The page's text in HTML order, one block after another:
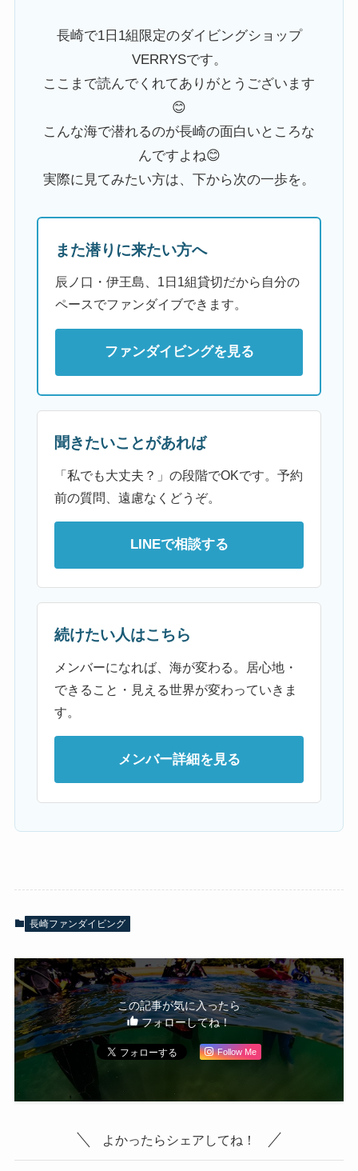
長崎で1日1組限定のダイビングショップ
VERRYSです。
ここまで読んでくれてありがとうございます
😊
こんな海で潜れるのが長崎の面白いところな
んですよね😊
実際に見てみたい方は、下から次の一歩を。
また潜りに来たい方へ
辰ノ口・伊王島、1日1組貸切だから自分の
ペースでファンダイブできます。
ファンダイビングを見る
聞きたいことがあれば
「私でも大丈夫？」の段階でOKです。予約
前の質問、遠慮なくどうぞ。
LINEで相談する
続けたい人はこちら
メンバーになれば、海が変わる。居心地・
できること・見える世界が変わっていきま
す。
メンバー詳細を見る
長崎ファンダイビング
この記事が気に入ったら
フォローしてね！
Follow Me
よかったらシェアしてね！